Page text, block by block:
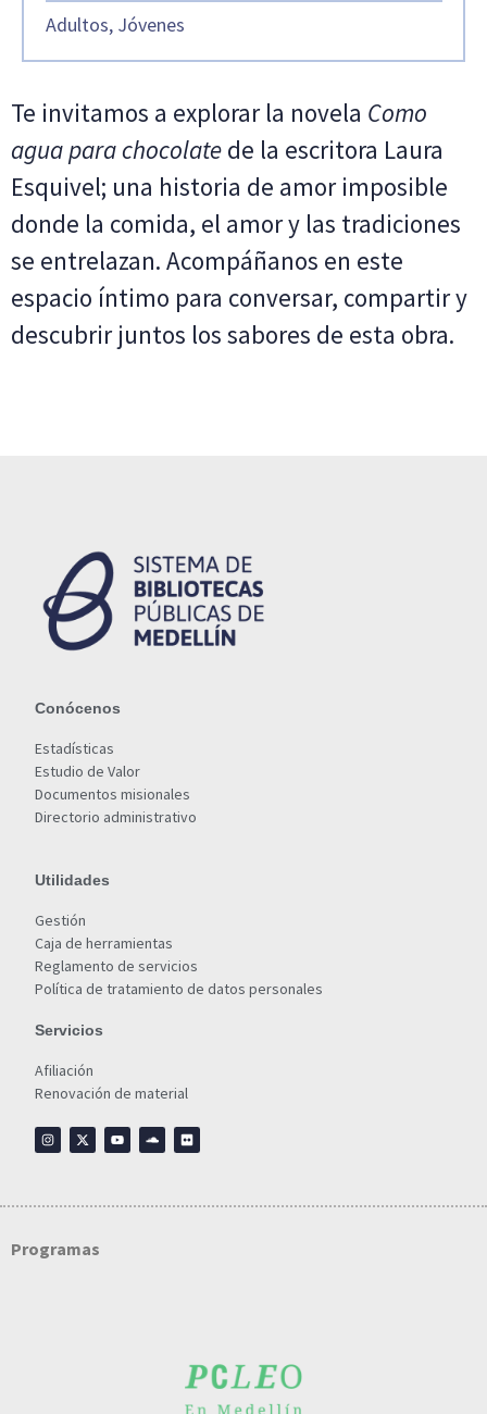
Adultos, Jóvenes
Te invitamos a explorar la novela Como
agua para chocolate de la escritora Laura
Esquivel; una historia de amor imposible
donde la comida, el amor y las tradiciones
se entrelazan. Acompáñanos en este
espacio íntimo para conversar, compartir y
descubrir juntos los sabores de esta obra.
Conócenos
Estadísticas
Estudio de Valor
Documentos misionales
Directorio administrativo
Utilidades
Gestión
Caja de herramientas
Reglamento de servicios
Política de tratamiento de datos personales
Servicios
Afiliación
Renovación de material
Programas